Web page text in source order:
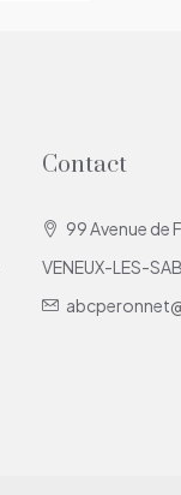
Contact
99 Avenue de
VENEUX-LES-